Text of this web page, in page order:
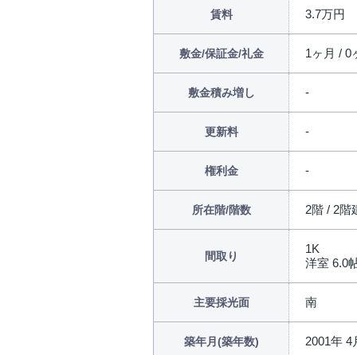
賃料 3.7万円
敷金/保証金/礼金 1ヶ月 / 0
敷金積み増し
更新料
権利金
所在階/階数 2階 / 2階
間取り
1K
洋室 6.0
主要採光面 南
築年月(築年数) 2001年 4